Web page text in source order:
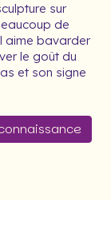
sur
de
aime bavarder
le goût du
et son signe